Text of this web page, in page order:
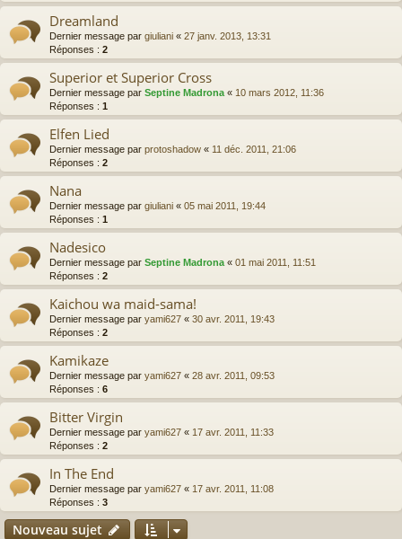
Dreamland
Dernier message par giuliani « 27 janv. 2013, 13:31
Réponses : 2
Superior et Superior Cross
Dernier message par Septine Madrona « 10 mars 2012, 11:36
Réponses : 1
Elfen Lied
Dernier message par protoshadow « 11 déc. 2011, 21:06
Réponses : 2
Nana
Dernier message par giuliani « 05 mai 2011, 19:44
Réponses : 1
Nadesico
Dernier message par Septine Madrona « 01 mai 2011, 11:51
Réponses : 2
Kaichou wa maid-sama!
Dernier message par yami627 « 30 avr. 2011, 19:43
Réponses : 2
Kamikaze
Dernier message par yami627 « 28 avr. 2011, 09:53
Réponses : 6
Bitter Virgin
Dernier message par yami627 « 17 avr. 2011, 11:33
Réponses : 2
In The End
Dernier message par yami627 « 17 avr. 2011, 11:08
Réponses : 3
Nouveau sujet